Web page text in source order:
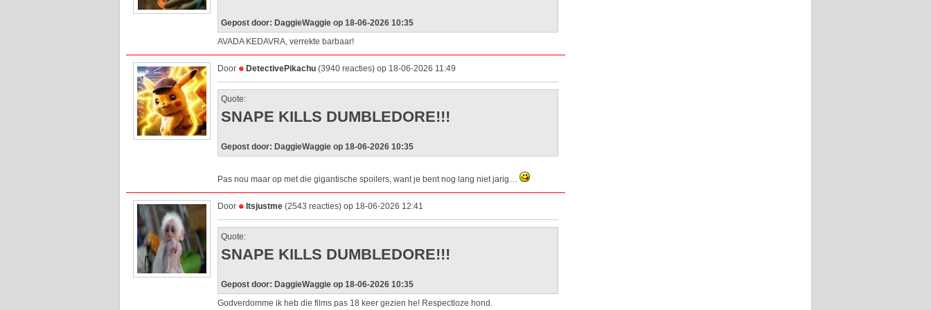
Gepost door: DaggieWaggie op 18-06-2026 10:35
AVADA KEDAVRA, verrekte barbaar!
Door DetectivePikachu (3940 reacties) op 18-06-2026 11:49
Quote:
SNAPE KILLS DUMBLEDORE!!!
Gepost door: DaggieWaggie op 18-06-2026 10:35
Pas nou maar op met die gigantische spoilers, want je bent nog lang niet jarig…
Door Itsjustme (2543 reacties) op 18-06-2026 12:41
Quote:
SNAPE KILLS DUMBLEDORE!!!
Gepost door: DaggieWaggie op 18-06-2026 10:35
Godverdomme ik heb die films pas 18 keer gezien he! Respectloze hond.